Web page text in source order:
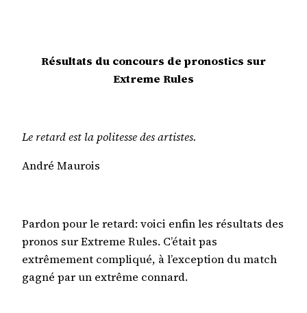
Résultats du concours de pronostics sur
Extreme Rules
Le retard est la politesse des artistes.
André Maurois
Pardon pour le retard: voici enfin les résultats des
pronos sur Extreme Rules. C’était pas
extrêmement compliqué, à l’exception du match
gagné par un extrême connard.